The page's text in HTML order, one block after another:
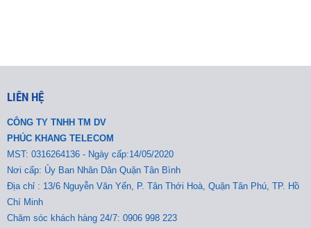
LIÊN HỆ
CÔNG TY TNHH TM DV
PHÚC KHANG TELECOM
MST: 0316264136 - Ngày cấp:14/05/2020
Nơi cấp: Ủy Ban Nhân Dân Quận Tân Bình
Địa chỉ : 13/6 Nguyễn Văn Yến, P. Tân Thới Hoà, Quận Tân Phú, TP. Hồ
Chí Minh
Chăm sóc khách hàng 24/7: 0906 998 223